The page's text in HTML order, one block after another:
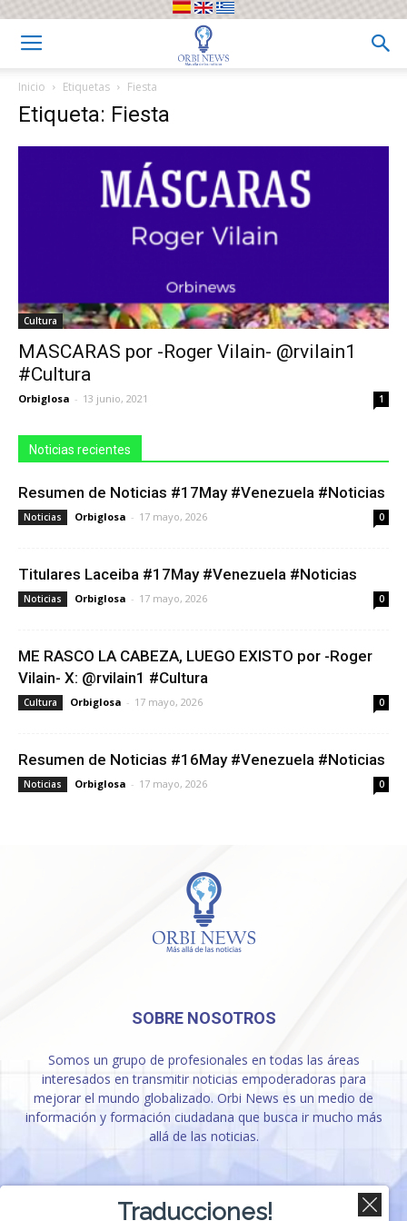
Inicio Etiquetas Fiesta
Etiqueta: Fiesta
Cultura
MASCARAS por -Roger Vilain- @rvilain1
#Cultura
Orbiglosa - 13 junio, 2021 1
Noticias recientes
Resumen de Noticias #17May #Venezuela #Noticias
Noticias Orbiglosa - 17 mayo, 2026 0
Titulares Laceiba #17May #Venezuela #Noticias
Noticias Orbiglosa - 17 mayo, 2026 0
ME RASCO LA CABEZA, LUEGO EXISTO por -Roger
Vilain- X: @rvilain1 #Cultura
Cultura Orbiglosa - 17 mayo, 2026 0
Resumen de Noticias #16May #Venezuela #Noticias
Noticias Orbiglosa - 17 mayo, 2026 0
SOBRE NOSOTROS
Somos un grupo de profesionales en todas las áreas
interesados en transmitir noticias empoderadoras para
mejorar el mundo globalizado. Orbi News es un medio de
información y formación ciudadana que busca ir mucho más
allá de las noticias.
SÍGUENOS
Traducciones!